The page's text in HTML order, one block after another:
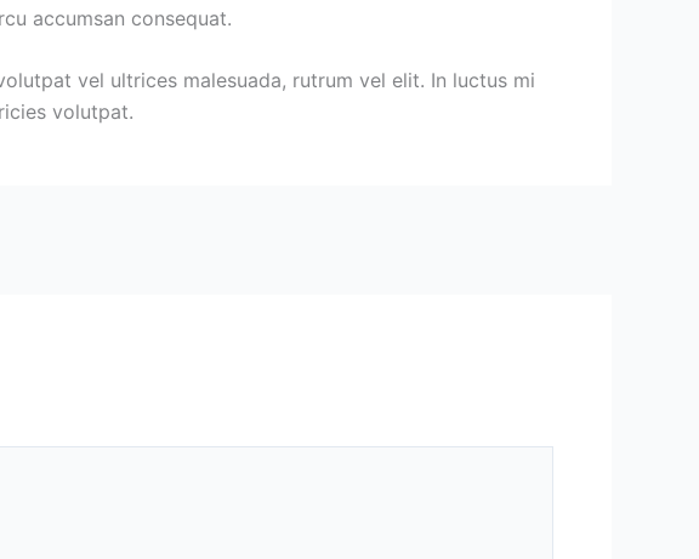
accumsan consequat.
vel ultrices malesuada, rutrum vel elit. In luctus mi
volutpat.